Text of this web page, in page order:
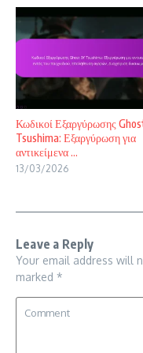
Κωδικοί Εξαργύρωσης
Tsushima: Εξαργύρωση για
αντικείμενα ...
13/03/2026
Leave a Reply
Your email address will
marked *